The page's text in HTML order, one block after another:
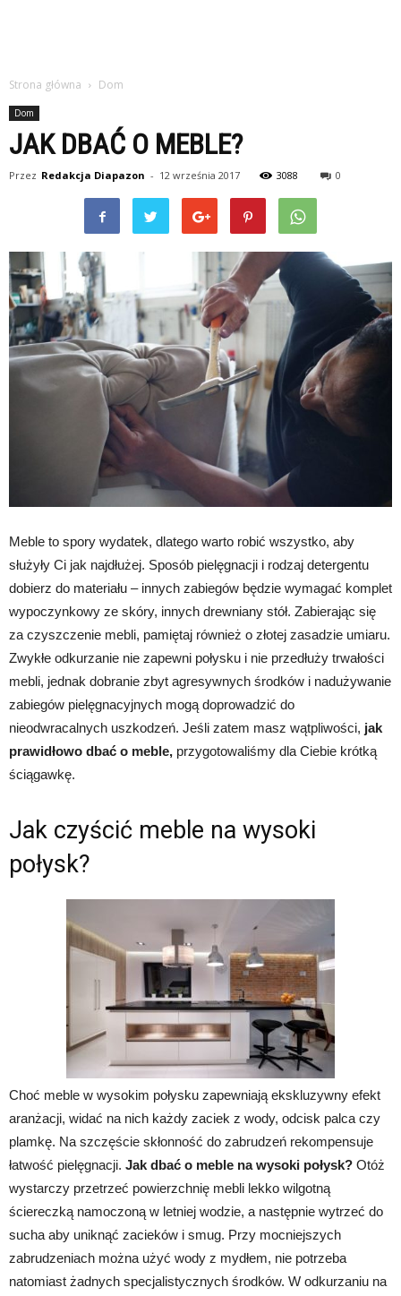
Strona główna Dom
Dom
JAK DBAĆ O MEBLE?
Przez Redakcja Diapazon - 12 września 2017 3088 0
Meble to spory wydatek, dlatego warto robić wszystko, aby
służyły Ci jak najdłużej. Sposób pielęgnacji i rodzaj detergentu
dobierz do materiału – innych zabiegów będzie wymagać komplet
wypoczynkowy ze skóry, innych drewniany stół. Zabierając się
za czyszczenie mebli, pamiętaj również o złotej zasadzie umiaru.
Zwykłe odkurzanie nie zapewni połysku i nie przedłuży trwałości
mebli, jednak dobranie zbyt agresywnych środków i nadużywanie
zabiegów pielęgnacyjnych mogą doprowadzić do
nieodwracalnych uszkodzeń. Jeśli zatem masz wątpliwości, jak
prawidłowo dbać o meble, przygotowaliśmy dla Ciebie krótką
ściągawkę.
Jak czyścić meble na wysoki
połysk?
Choć meble w wysokim połysku zapewniają ekskluzywny efekt
aranżacji, widać na nich każdy zaciek z wody, odcisk palca czy
plamkę. Na szczęście skłonność do zabrudzeń rekompensuje
łatwość pielęgnacji. Jak dbać o meble na wysoki połysk? Otóż
wystarczy przetrzeć powierzchnię mebli lekko wilgotną
ściereczką namoczoną w letniej wodzie, a następnie wytrzeć do
sucha aby uniknąć zacieków i smug. Przy mocniejszych
zabrudzeniach można użyć wody z mydłem, nie potrzeba
natomiast żadnych specjalistycznych środków. W odkurzaniu na